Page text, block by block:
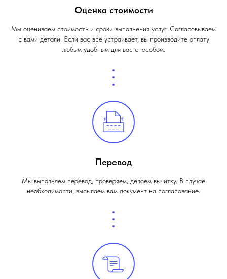
Оценка стоимости
Мы оцениваем стоимость и сроки выполнения услуг. Согласовываем
с вами детали. Если вас всё устраивает, вы производите оплату
любым удобным для вас способом.
Перевод
Мы выполняем перевод, проверяем, делаем вычитку. В случае
необходимости, высылаем вам документ на согласование.